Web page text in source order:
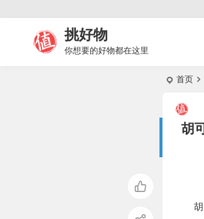
挑好物
你想要的好物都在这里
首页
胡